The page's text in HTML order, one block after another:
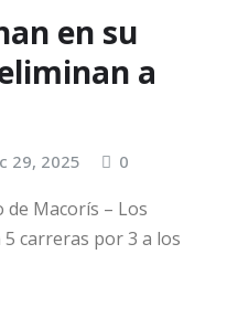
en su
a
29, 2025 0
de Macorís – Los
carreras por 3 a los